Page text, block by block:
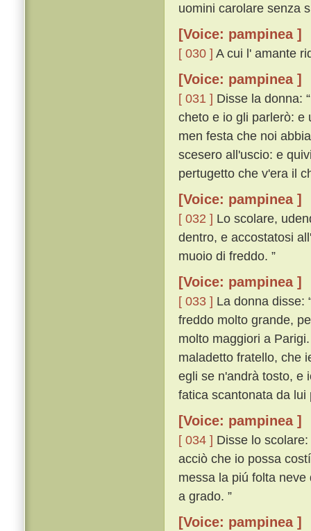
uomini carolare senza
[Voice: pampinea ]
[ 030 ] A cui l' amante
[Voice: pampinea ]
[ 031 ] Disse la donna:
cheto e io gli parlerò: e
men festa che noi
scesero all'uscio: e
pertugetto che v'era il
[Voice: pampinea ]
[ 032 ] Lo scolare,
dentro, e accostatosi
muoio di freddo. ”
[Voice: pampinea ]
[ 033 ] La donna disse:
freddo molto grande,
molto maggiori a
maladetto fratello, che
egli se n'andrà tosto, e
fatica scantonata da lui
[Voice: pampinea ]
[ 034 ] Disse lo
acciò che io possa
messa la piú folta
a grado. ”
[Voice: pampinea ]